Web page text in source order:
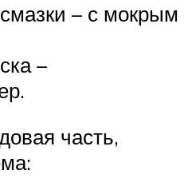
– с мокрым
–
часть,